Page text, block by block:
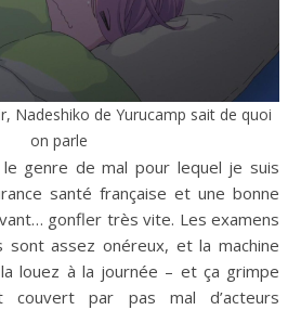
Nadeshiko de Yurucamp sait de quoi
on parle
le genre de mal pour lequel je suis
santé française et une bonne
gonfler très vite. Les examens
sont assez onéreux, et la machine
louez à la journée – et ça grimpe
couvert par pas mal d’acteurs